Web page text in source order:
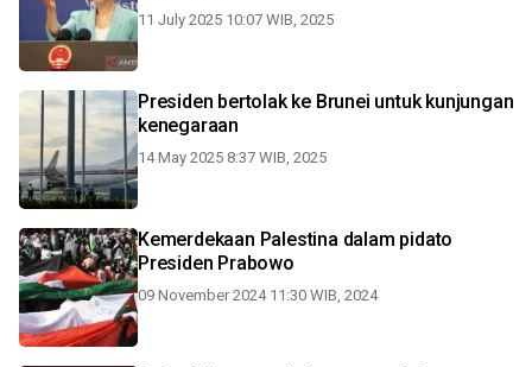
11 July 2025 10:07 WIB, 2025
Presiden bertolak ke Brunei untuk kunjungan
kenegaraan
14 May 2025 8:37 WIB, 2025
Kemerdekaan Palestina dalam pidato
Presiden Prabowo
09 November 2024 11:30 WIB, 2024